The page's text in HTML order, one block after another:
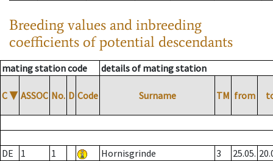
Breeding values and inbreeding
coefficients of potential descendants
mating station code details of mating station
C ▼ ASSOC No. D Code Surname TM from
DE 1 1 Hornisgrinde 3 25.05.